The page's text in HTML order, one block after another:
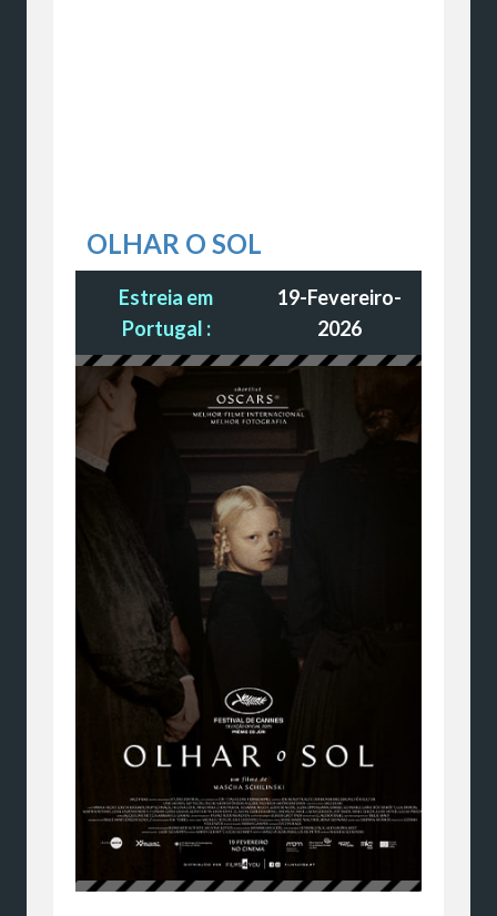
OLHAR O SOL
Estreia em
Portugal :
19-Fevereiro-
2026